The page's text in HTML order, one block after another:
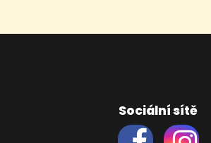
Sociální sítě